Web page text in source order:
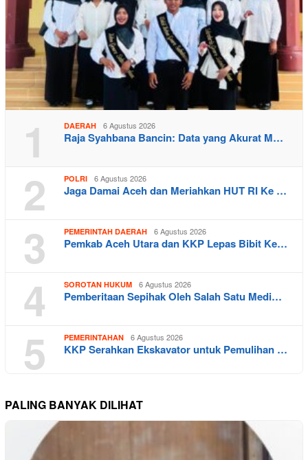
1 DAERAH 6 Agustus 2026
Raja Syahbana Bancin: Data yang Akurat M…
2 POLRI 6 Agustus 2026
Jaga Damai Aceh dan Meriahkan HUT RI Ke …
3 PEMERINTAH DAERAH 6 Agustus 2026
Pemkab Aceh Utara dan KKP Lepas Bibit Ke…
4 SOROTAN HUKUM 6 Agustus 2026
Pemberitaan Sepihak Oleh Salah Satu Medi…
5 PEMERINTAHAN 6 Agustus 2026
KKP Serahkan Ekskavator untuk Pemulihan …
PALING BANYAK DILIHAT